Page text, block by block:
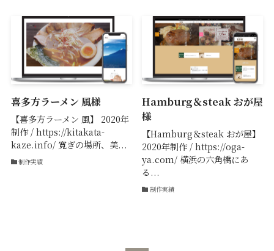
喜多方ラーメン 風様
【喜多方ラーメン 風】 2020年
制作 / https://kitakata-
kaze.info/ 寛ぎの場所、美...
制作実績
Hamburg＆steak おが屋
様
【Hamburg＆steak おが屋】
2020年制作 / https://oga-
ya.com/ 横浜の六角橋にあ
る...
制作実績